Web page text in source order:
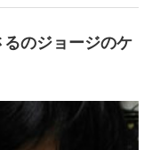
のジョージのケ